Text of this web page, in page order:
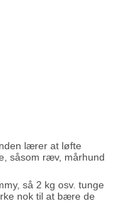
lærer at løfte
såsom ræv, mårhund
så 2 kg osv. tunge
nok til at bære de